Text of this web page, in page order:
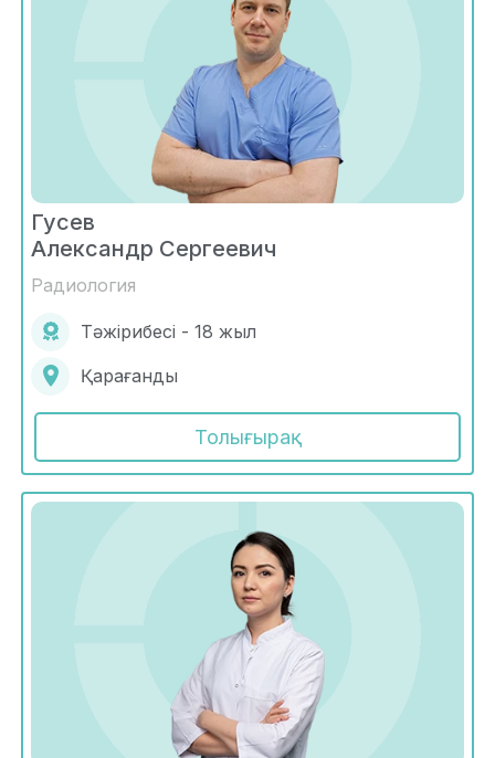
Гусев
Александр Сергеевич
Радиология
Тәжірибесі - 18 жыл
Қарағанды
Толығырақ